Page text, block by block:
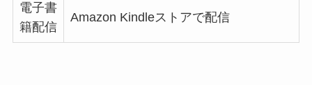
電子書
籍配信
Amazon Kindleストアで配信